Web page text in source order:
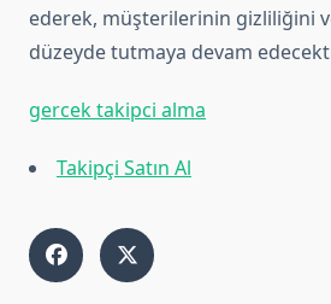
ederek, müşterilerinin gizliliğini
düzeyde tutmaya devam
gercek takipci alma
Takipçi Satın Al